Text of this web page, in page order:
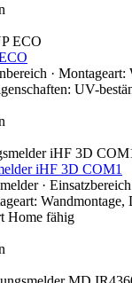
· Montageart:
UV-
iHF 3D COM1
·
Wandmontage,
Home fähig